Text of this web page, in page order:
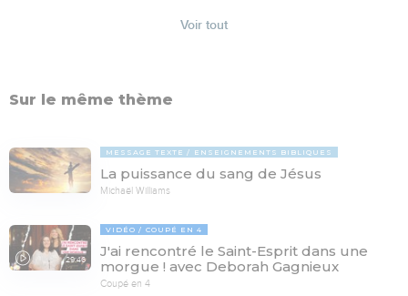
Voir tout
Sur le même thème
MESSAGE TEXTE ENSEIGNEMENTS BIBLIQUES
La puissance du sang de Jésus
Michaël Williams
29:46
VIDÉO COUPÉ EN 4
J'ai rencontré le Saint-Esprit dans une
morgue ! avec Deborah Gagnieux
Coupé en 4